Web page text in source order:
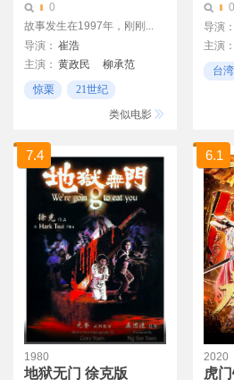
0
故事发生在1997年，刚刚...
导演： 崔浩
主演： 黄政民
柳承范
金真赫
温朱万
朴英秀
惊栗
21世纪
类似电影
0
导演
主演
薛汉台湾
7.4
1980
地狱无门 徐克版
6.1
2020
虎